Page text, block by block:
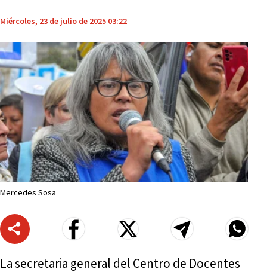
Miércoles, 23 de julio de 2025 03:22
Mercedes Sosa
La secretaria general del Centro de Docentes